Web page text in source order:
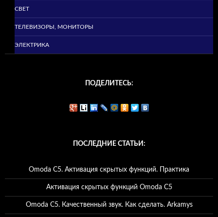
СВЕТ
ТЕЛЕВИЗОРЫ, МОНИТОРЫ
ЭЛЕКТРИКА
ПОДЕЛИТЕСЬ:
ПОСЛЕДНИЕ СТАТЬИ:
Omoda C5. Активация скрытых функций. Практика
Активация скрытых функций Omoda C5
Omoda C5. Качественный звук. Как сделать. Arkamys